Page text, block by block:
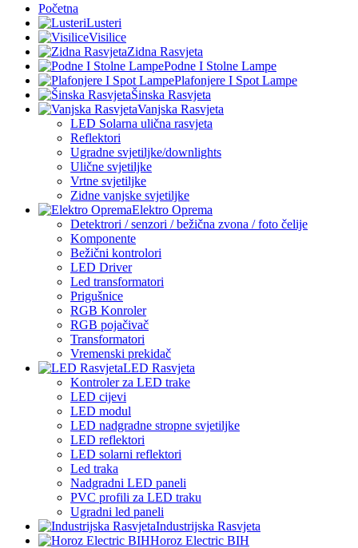
Početna
Lusteri
Visilice
Zidna Rasvjeta
Podne I Stolne Lampe
Plafonjere I Spot Lampe
Šinska Rasvjeta
Vanjska Rasvjeta
LED Solarna ulična rasvjeta
Reflektori
Ugradne svjetiljke/downlights
Ulične svjetiljke
Vrtne svjetiljke
Zidne vanjske svjetiljke
Elektro Oprema
Detektrori / senzori / bežična zvona / foto čelije
Komponente
Bežični kontrolori
LED Driver
Led transformatori
Prigušnice
RGB Konroler
RGB pojačivač
Transformatori
Vremenski prekidač
LED Rasvjeta
Kontroler za LED trake
LED cijevi
LED modul
LED nadgradne stropne svjetiljke
LED reflektori
LED solarni reflektori
Led traka
Nadgradni LED paneli
PVC profili za LED traku
Ugradni led paneli
Industrijska Rasvjeta
Horoz Electric BIH